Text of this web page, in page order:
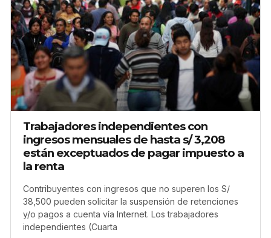
Trabajadores independientes con
ingresos mensuales de hasta s/ 3,208
están exceptuados de pagar impuesto a
la renta
Contribuyentes con ingresos que no superen los S/
38,500 pueden solicitar la suspensión de retenciones
y/o pagos a cuenta vía Internet. Los trabajadores
independientes (Cuarta